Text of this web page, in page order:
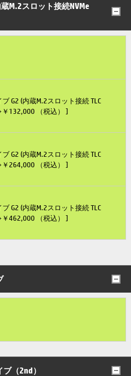
M.2スロット接続NVMe
ブ G2 (内蔵M.2スロット接続 TLC
￥132,000 （税込） ]
ブ G2 (内蔵M.2スロット接続 TLC
￥264,000 （税込） ]
ブ G2 (内蔵M.2スロット接続 TLC
￥462,000 （税込） ]
（2nd）